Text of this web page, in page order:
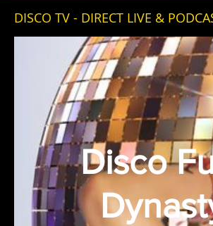
DISCO TV - DIRECT LIVE &
Disco